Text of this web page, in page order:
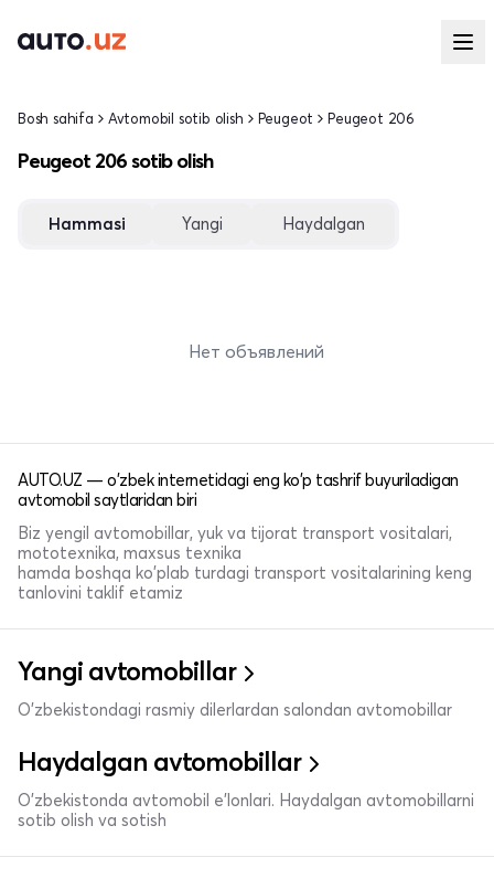
Bosh sahifa Avtomobil sotib olish Peugeot Peugeot 206
Peugeot 206 sotib olish
Hammasi Yangi Haydalgan
Нет объявлений
AUTO.UZ — o'zbek internetidagi eng ko'p tashrif buyuriladigan
avtomobil saytlaridan biri
Biz yengil avtomobillar, yuk va tijorat transport vositalari,
mototexnika, maxsus texnika
hamda boshqa ko'plab turdagi transport vositalarining keng
tanlovini taklif etamiz
Yangi avtomobillar
O'zbekistondagi rasmiy dilerlardan salondan avtomobillar
Haydalgan avtomobillar
O'zbekistonda avtomobil e’lonlari. Haydalgan avtomobillarni
sotib olish va sotish